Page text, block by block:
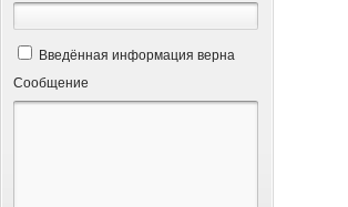
Введённая информация верна
Сообщение